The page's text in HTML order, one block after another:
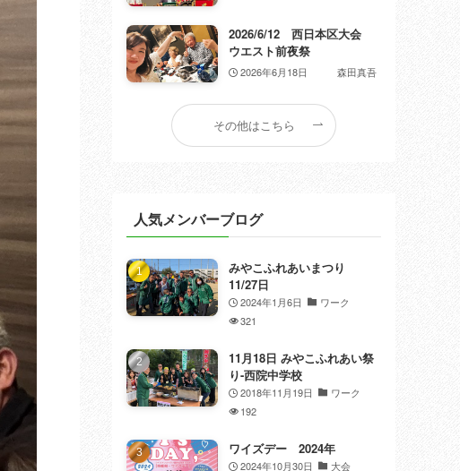
2026/6/12 西日本区大会
ウエスト前夜祭
2026年6月18日 森田真吾
その他はこちら
人気メンバーブログ
みやこふれあいまつり
11/27日
2024年1月6日
ワーク
321
11月18日 みやこふれあい祭
り-西院中学校
2018年11月19日
ワーク
192
ワイズデー 2024年
2024年10月30日
大会